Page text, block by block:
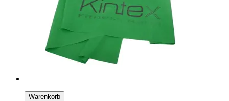
Warenkorb